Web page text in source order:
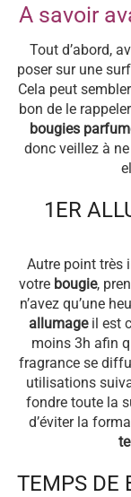
A savoir
Tout d’abord,
poser sur une
Cela peut
bon de le
bougies
donc veillez à
1ER
Autre point très
votre bougie,
n’avez qu’une
allumageil est
moins 3h afin
fragrance se
utilisations
fondre toute la
d’éviter la
TEMPS DE